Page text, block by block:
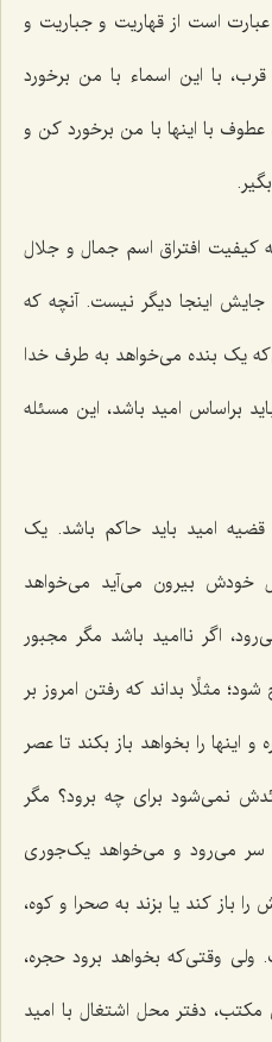
است از قهاریت و جباریت و
با این اسماء با من برخورد
با اینها با من برخورد کن و
کیفیت افتراق اسم جمال و جلال
اینجا دیگر نیست. آنچه که
یک بنده می‌خواهد به طرف خدا
براساس امید باشد، این مسئله
قضیه امید باید حاکم باشد. یک
خودش بیرون می‌آید می‌خواهد
اگر ناامید باشد مگر مجبور
مثلًا بداند که رفتن امروز بر
را بخواهد باز بکند تا عصر
نمی‌شود برای چه برود؟ مگر
سر می‌رود و می‌خواهد یک‌جوری
را باز کند یا بزند به صحرا و کوه،
وقتی‌که بخواهد برود حجره،
مکتب، دفتر محل اشتغال با امید